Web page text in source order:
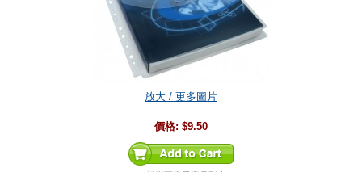
放大 / 更多圖片
價格: $9.50